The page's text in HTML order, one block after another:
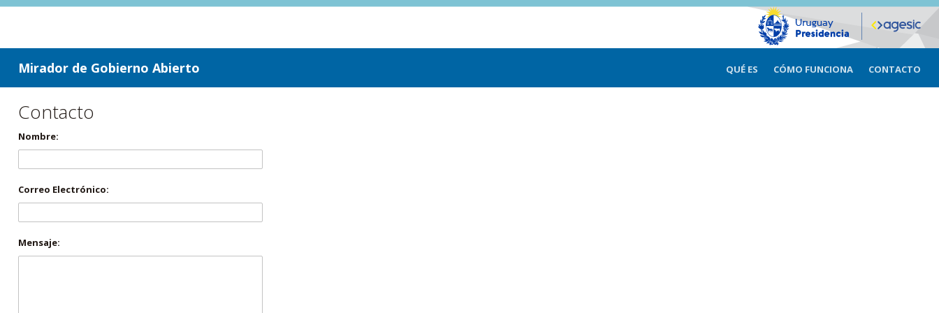
ir a contenido
ir al menú
Mirador de Gobierno Abierto QUÉ ES CÓMO FUNCIONA CONTACTO
Contacto
Nombre:
Correo Electrónico:
Mensaje: